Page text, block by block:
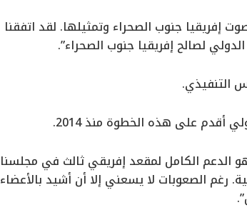
إفريقيا جنوب الصحراء وتمثيلها. لقد اتفقنا
لصالح إفريقيا جنوب الصحراء”.
التنفيذي.
أقدم على هذه الخطوة منذ 2014.
الدعم الكامل لمقعد إفريقي ثالث في مجلسنا
رغم الصعوبات لا يسعني إلا أن أشيد بالأعضاء